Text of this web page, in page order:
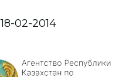
18-02-2014